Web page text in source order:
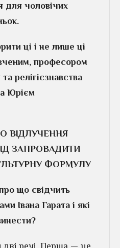
для чоловічих
ці і не лише ці
професором
релігієзнавства
Юрієм
ВІДЛУЧЕННЯ
ЗАПРОВАДИТИ
ФОРМУЛУ
що свідчить
Івана Гарата і які
дві речі. Перша — це